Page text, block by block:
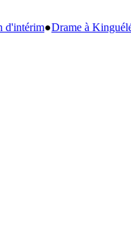
mois périt dans un violent